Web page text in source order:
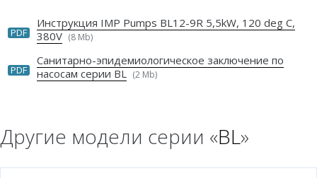
PDF
Инструкция IMP Pumps BL12-9R 5,5kW, 120 deg C,
380V (8 Mb)
PDF
Санитарно-эпидемиологическое заключение по
насосам серии BL (2 Mb)
Другие модели серии «BL»